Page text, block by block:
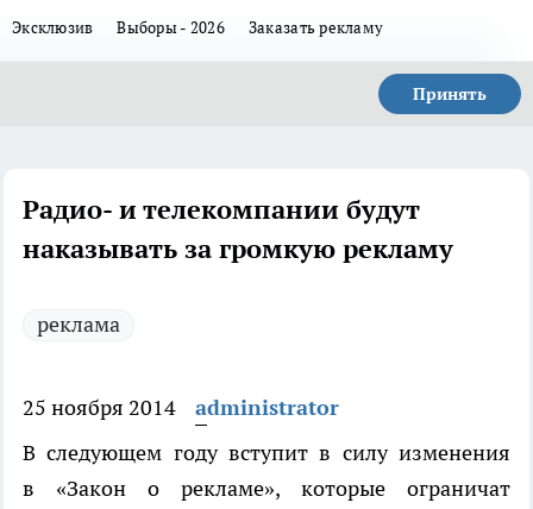
Эксклюзив Выборы - 2026 Заказать рекламу
Принять
Радио- и телекомпании будут
наказывать за громкую рекламу
реклама
25 ноября 2014
administrator
В следующем году вступит в силу изменения
в «Закон о рекламе», которые ограничат